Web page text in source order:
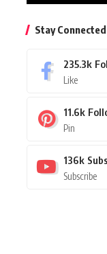
Stay Connected
235.3k
Like
11.6k
Pin
136k
Subscribe